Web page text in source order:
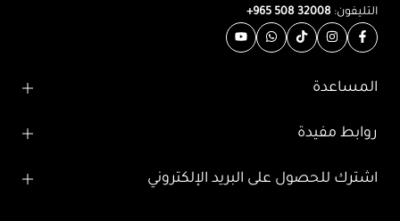
التليفون: 32008 508 965+
المساعدة
روابط مفيدة
اشترك للحصول على البريد الإلكتروني